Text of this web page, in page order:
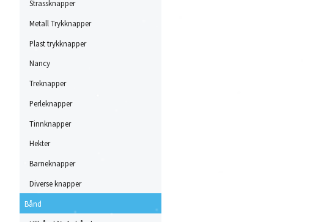
Strassknapper
Metall Trykknapper
Plast trykknapper
Nancy
Treknapper
Perleknapper
Tinnknapper
Hekter
Barneknapper
Diverse knapper
Bånd